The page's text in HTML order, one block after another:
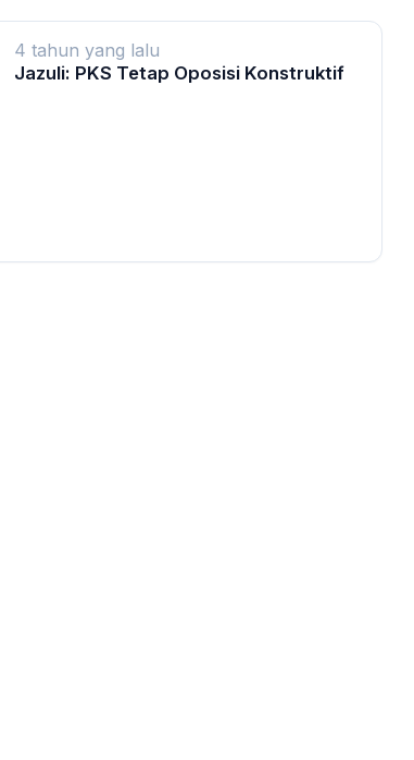
4 tahun yang lalu
Jazuli: PKS Tetap Oposisi Konstruktif